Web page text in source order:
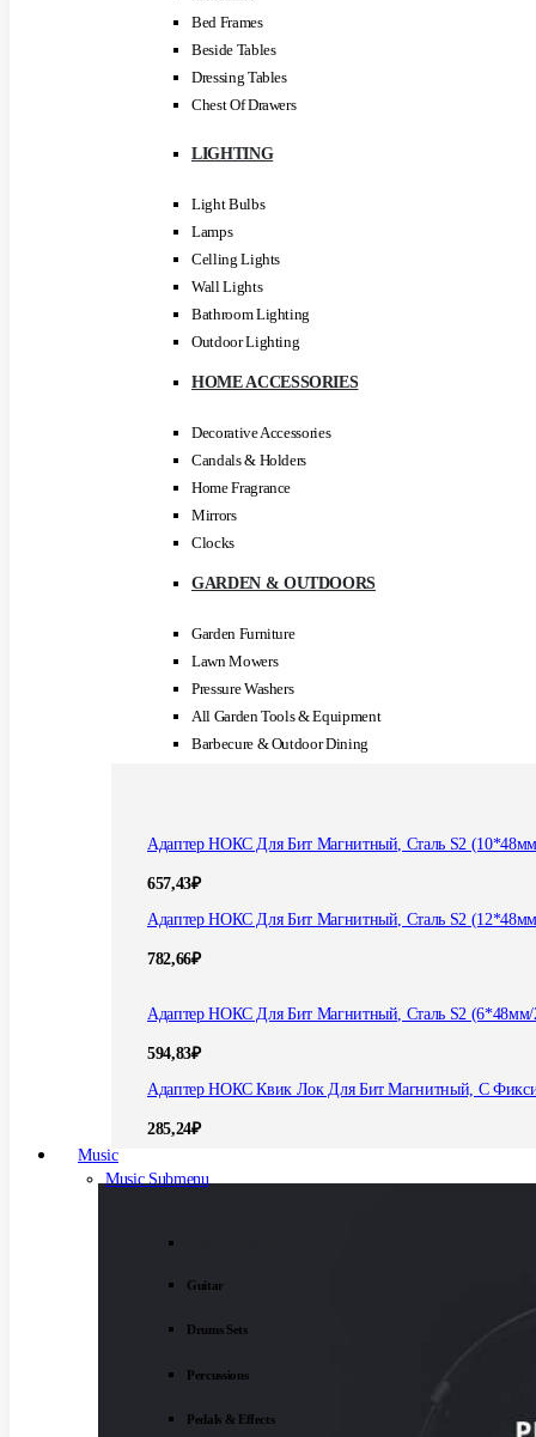
Bed Frames
Beside Tables
Dressing Tables
Chest Of Drawers
LIGHTING
Light Bulbs
Lamps
Celling Lights
Wall Lights
Bathroom Lighting
Outdoor Lighting
HOME ACCESSORIES
Decorative Accessories
Candals & Holders
Home Fragrance
Mirrors
Clocks
GARDEN & OUTDOORS
Garden Furniture
Lawn Mowers
Pressure Washers
All Garden Tools & Equipment
Barbecure & Outdoor Dining
Адаптер НОКС Для Бит Магнитный, Сталь S2
657,43₽
Адаптер НОКС Для Бит Магнитный, Сталь S2
782,66₽
Адаптер НОКС Для Бит Магнитный, Сталь S2
594,83₽
Адаптер НОКС Квик Лок Для Бит Магнитный, С
285,24₽
Music
Music Submenu
Guitar
Drums Sets
Percussions
Pedals & Effects